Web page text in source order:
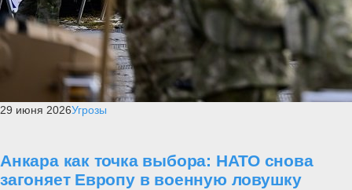
29 июня 2026Угрозы
Анкара как точка выбора: НАТО снова
загоняет Европу в военную ловушку